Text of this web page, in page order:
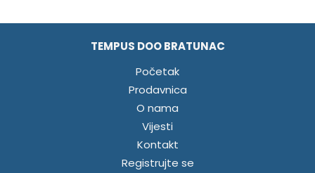
TEMPUS DOO BRATUNAC
Početak
Prodavnica
O nama
Vijesti
Kontakt
Registrujte se